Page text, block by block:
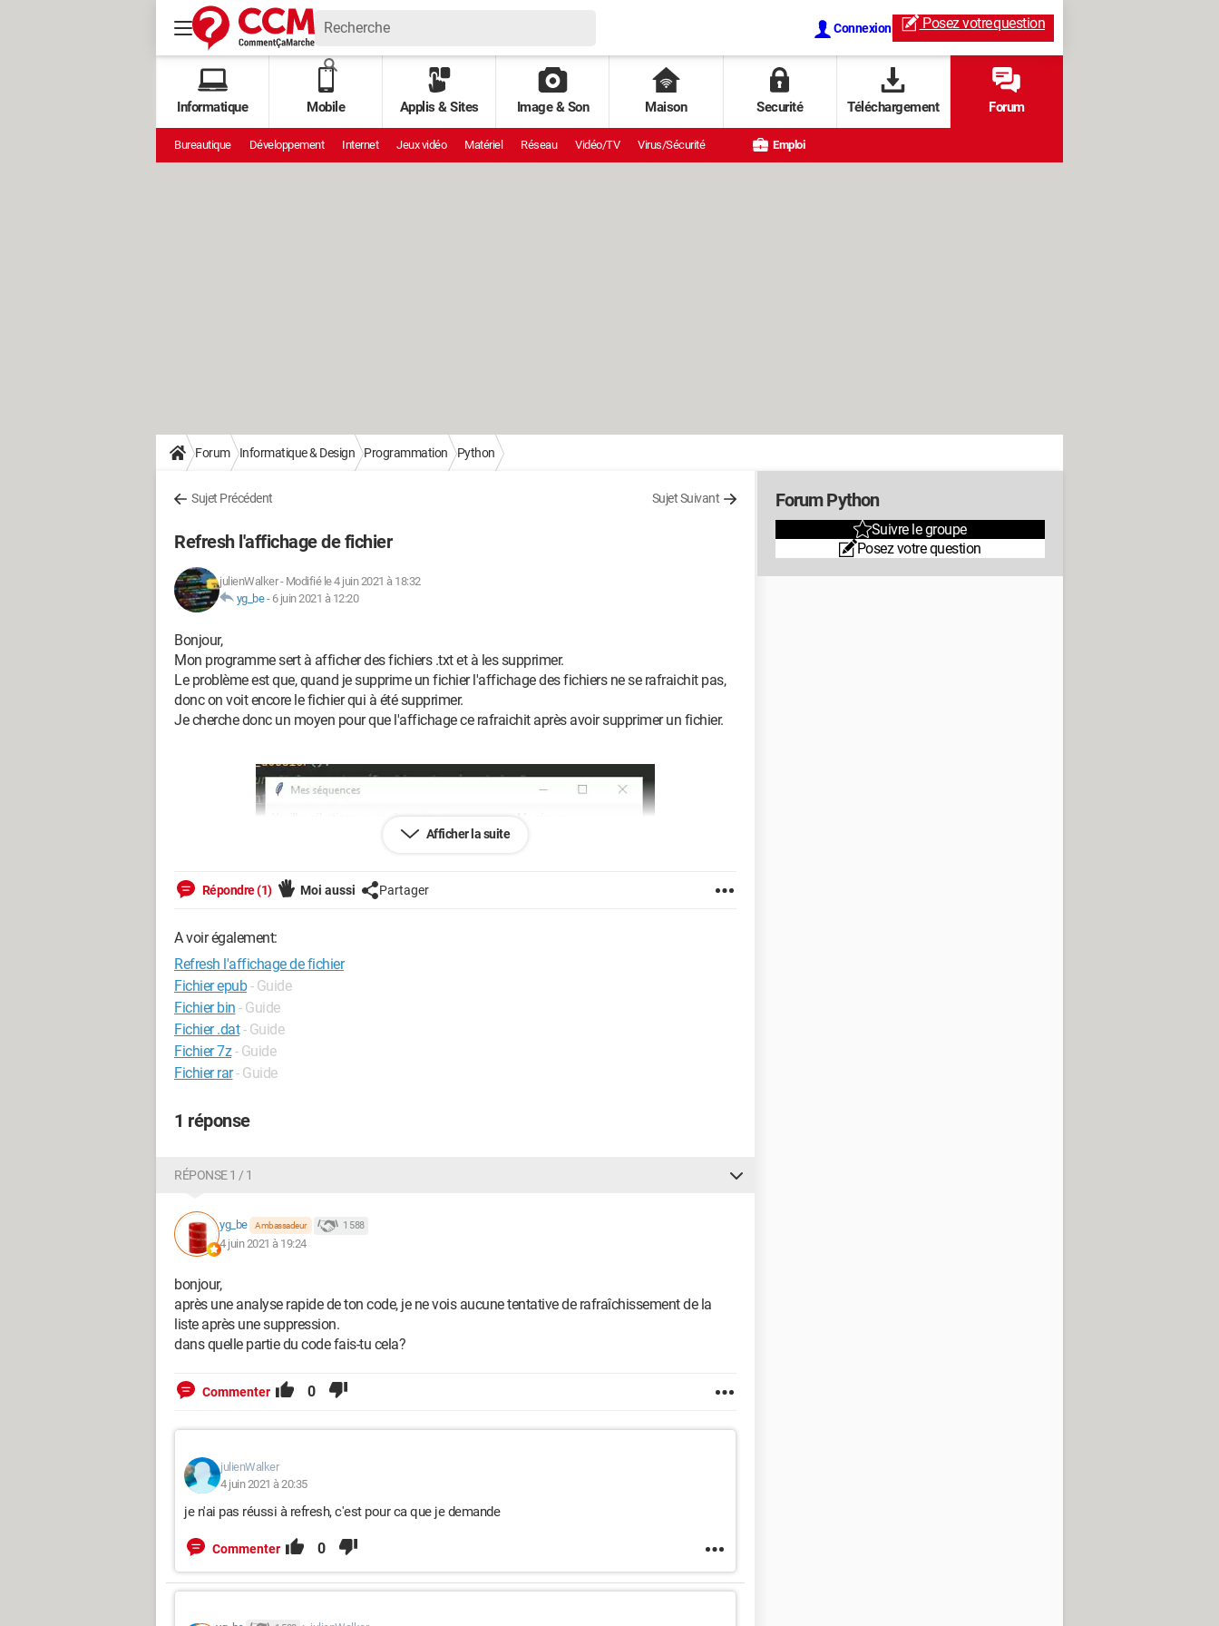
Connexion Posez votrequestion
Informatique Mobile Applis & Sites Image & Son Maison Securité Téléchargement Forum
Bureautique Développement Internet Jeux vidéo Matériel Réseau Vidéo/TV Virus/Sécurité Emploi
Forum Informatique & Design Programmation Python
Sujet Précédent Sujet Suivant
Refresh l'affichage de fichier
julienWalker- Modifié le 4 juin 2021 à 18:32
yg_be- 6 juin 2021 à 12:20
Bonjour,
Mon programme sert à afficher des fichiers .txt et à les supprimer.
Le problème est que, quand je supprime un fichier l'affichage des fichiers ne se rafraichit pas,
donc on voit encore le fichier qui à été supprimer.
Je cherche donc un moyen pour que l'affichage ce rafraichit après avoir supprimer un fichier.
import os
from tkinter.scrolledtext import ScrolledText
# zone de définition de fonctions
def choisir_dossier():
    "ouvre un dialogue de sélection de répertoire"
    # voir
http://tkinter.unpythonic.net/wiki/tkFileDialog
    dossier = filedialog.askdirectory( title="Sélectionnez un dossier",
    # un dossier a vraiment été sélectionné ?
        # on remplit la liste de fichiers
    # end if
# end def
def remplir_liste(dossier):
    """
        @dossier fourni en paramètre de fonction;
Afficher la suite
Répondre (1) Moi aussi Partager
A voir également:
Refresh l'affichage de fichier
Fichier epub - Guide
Fichier bin - Guide
Fichier .dat - Guide
Fichier 7z - Guide
Fichier rar- Guide
1 réponse
RÉPONSE 1 / 1
yg_be Ambassadeur 1 588
4 juin 2021 à 19:24
bonjour,
après une analyse rapide de ton code, je ne vois aucune tentative de rafraîchissement de la
liste après une suppression.
dans quelle partie du code fais-tu cela?
Commenter 0
julienWalker
4 juin 2021 à 20:35
je n'ai pas réussi à refresh, c'est pour ca que je demande
Commenter 0
Forum Python
Suivre le groupe
Posez votre question